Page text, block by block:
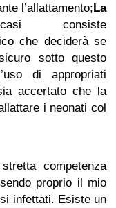
l’allattamento;La
consiste
che deciderà se
sotto questo
di appropriati
accertato che la
i neonati col
competenza
proprio il mio
infettati. Esiste un